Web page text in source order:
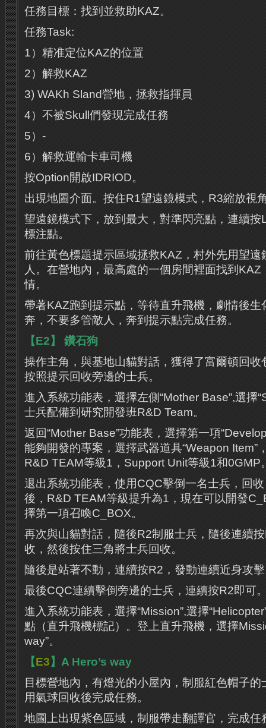
任務目標：找到並救助KAZ。
任務Task:
1）精准定位KAZ的位置
2）解救KAZ
3) WAKh Sland營地，拯救指揮員
4）不被Skull們發現完成任務
5）-
6）解救運輸卡車司機
按Option開啟IDRIOD。
出現地圖介面。按住R1望遠鏡模式，R3縮放視
望遠鏡模式下，放到最大，對準閃亮點，連續
標注點。
前往黃色標題提示區域拯救KAZ，村外先用望遠
人。在營地內，最高處的一個房間裡面找到
情。
帶著KAZ跑到提示點，等待直升飛機，劇情後生
奔，不要多管敵人，奔到提示點完成任務。
【E2】 鑽石狗
操作主角，與基地山貓對話，獲得了富爾頓回收
按照提示回收旁邊的士兵。
進入系統功能表，選擇左側“Mother Base”,選擇
士兵配備到研究開發班R&D Team。
返回“Mother Base”功能表，選擇第一項
能夠開發的專案，選擇武器道具“Weapon Item”
R&D TEAM等級1，Support Unit等級1和0GMP
退出系統功能表，使用CQC擊倒一名士兵，回
後，R&D TEAM等級提升為1，現在可以開發
擇第一項召喚C_BOX。
再次與山貓對話，隨後R2制服士兵，隨後連續
收，然後按住三角將士兵回收。
隨後是站著不動，連續按R2，發動連續近身攻
最後CQC連續擊倒旁邊的士兵，連續按R2即可
進入系統功能表，選擇“Mission”,選擇
點（直升飛機標記）。登上直升飛機，選擇
way”。
【E3】A Hero’s way
目標營地內，有燈光的小屋內，制服紅色帽子
用氣球回收後完成任務。
地圖上出現紫色區域，制服帶走翻譯官，完成任